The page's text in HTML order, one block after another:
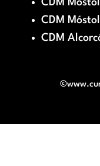
CDM
CDM
CDM